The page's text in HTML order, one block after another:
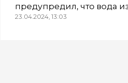
предупредил, что вода
колонок и водопроводов в
23.04.2024, 13:03